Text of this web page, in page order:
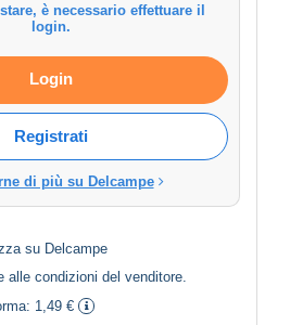
è necessario effettuare il
login.
Login
Registrati
di più su Delcampe
su Delcampe
alle condizioni del venditore
1,49 €